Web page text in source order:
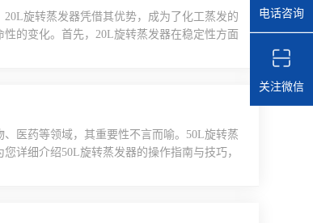
旋转蒸发器凭借其优势，成为了化工蒸发的
的变化。首先，20L旋转蒸发器在稳定性方面
医药等领域，其重要性不言而喻。50L旋转蒸
详细介绍50L旋转蒸发器的操作指南与技巧，
电话咨询
关注微信